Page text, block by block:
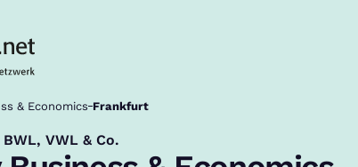
& Economics Frankfurt
VWL & Co.